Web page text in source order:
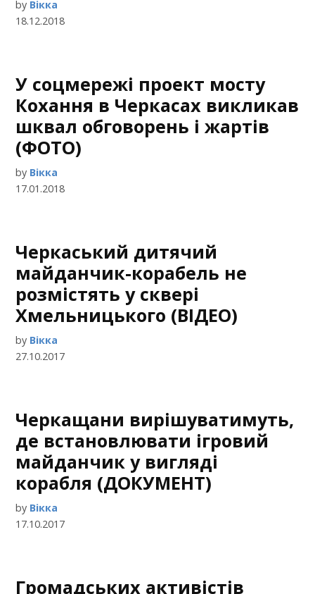
by Вікка
18.12.2018
У соцмережі проект мосту
Кохання в Черкасах викликав
шквал обговорень і жартів
(ФОТО)
by Вікка
17.01.2018
Черкаський дитячий
майданчик-корабель не
розмістять у сквері
Хмельницького (ВІДЕО)
by Вікка
27.10.2017
Черкащани вирішуватимуть,
де встановлювати ігровий
майданчик у вигляді
корабля (ДОКУМЕНТ)
by Вікка
17.10.2017
Громадських активістів